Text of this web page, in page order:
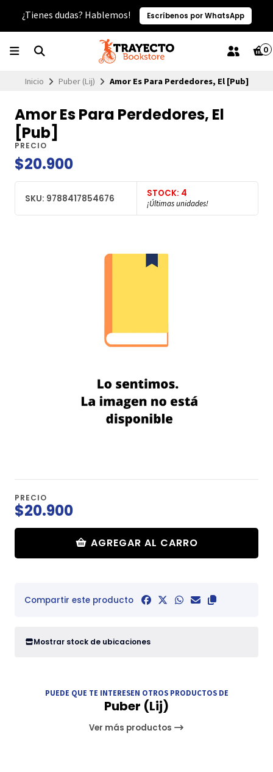
¿Tienes dudas? Hablemos! Escríbenos por WhatsApp
0
Inicio Puber (Lij) Amor Es Para Perdedores, El [Pub]
Amor Es Para Perdedores, El
[Pub]
PRECIO
$20.900
SKU: 9788417854676 STOCK: 4
¡Últimas unidades!
PRECIO
$20.900
AGREGAR AL CARRO
Compartir este producto
Mostrar stock de ubicaciones
PUEDE QUE TE INTERESEN OTROS PRODUCTOS DE
Puber (Lij)
Ver más productos